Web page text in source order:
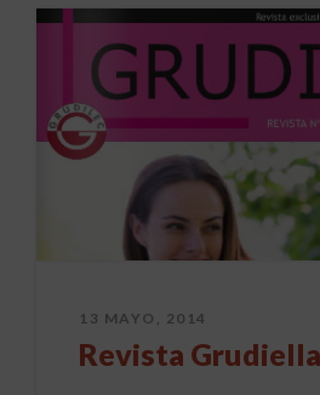
13 MAYO, 2014
Revista